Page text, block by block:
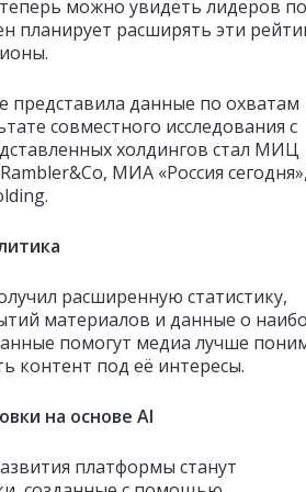
можно увидеть лидеров по
планирует расширять эти
данные по охватам
совместного исследования с
холдингов стал МИЦ
МИА «Россия сегодня»,
расширенную статистику,
материалов и данные о
помогут медиа лучше
контент под её интересы.
на основе AI
платформы станут